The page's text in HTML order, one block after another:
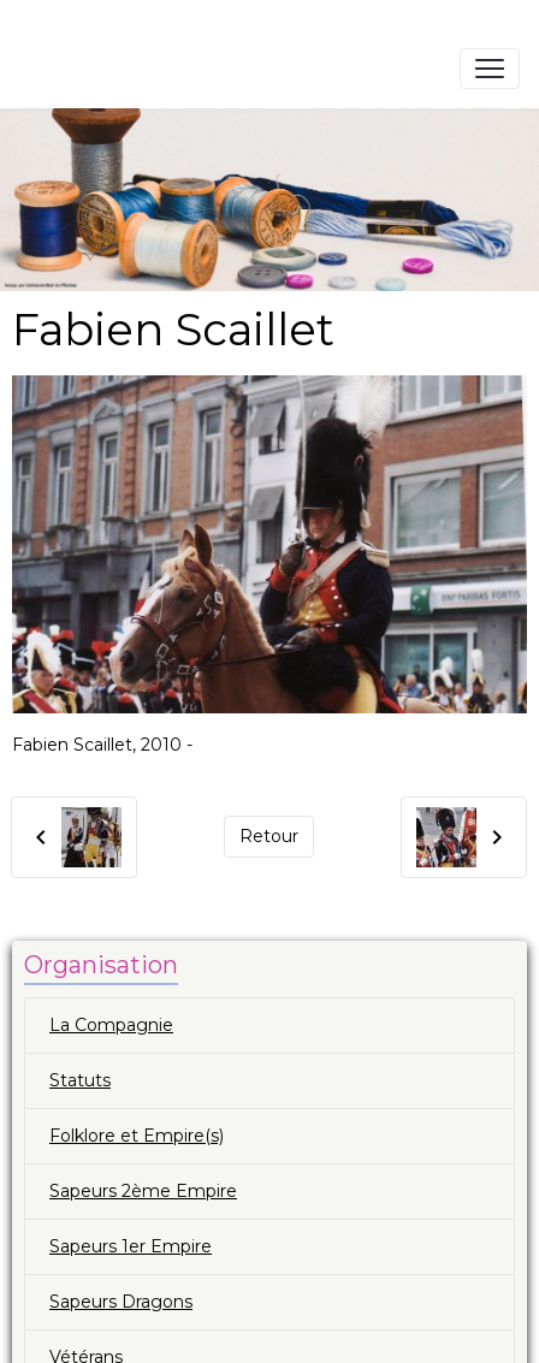
Fabien Scaillet
Fabien Scaillet, 2010 -
Retour
Organisation
La Compagnie
Statuts
Folklore et Empire(s)
Sapeurs 2ème Empire
Sapeurs 1er Empire
Sapeurs Dragons
Vétérans